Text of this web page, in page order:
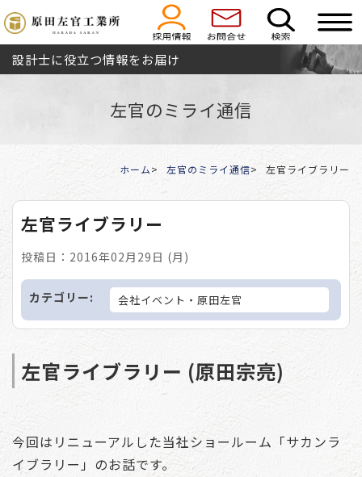
設計士に役立つ情報をお届け
左官のミライ通信
ホーム 左官のミライ通信 左官ライブラリー
左官ライブラリー
投稿日：2016年02月29日 (月)
カテゴリー: 会社イベント・原田左官
左官ライブラリー (原田宗亮)
今回はリニューアルした当社ショールーム「サカンラ
イブラリー」のお話です。